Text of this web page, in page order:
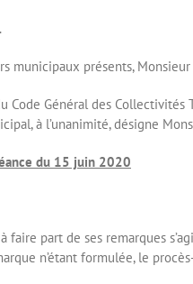
municipaux présents,
Code Général des
à l’unanimité, désigne
du 15 juin 2020
faire part de ses remarques
n’étant formulée, le